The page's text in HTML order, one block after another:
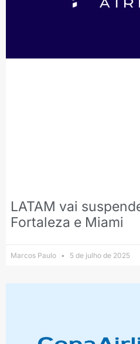
LATAM vai
Fortaleza e Miami
Marcos Paulo 5 de julho de 2025